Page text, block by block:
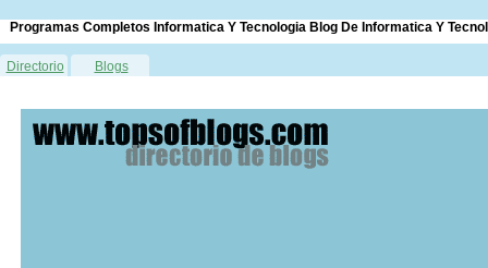
Programas Completos Informatica Y Tecnologia Blog De Informatica Y
Directorio Blogs